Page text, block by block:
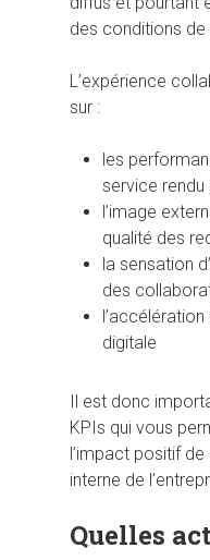
des conditions de
L’expérience
sur :
les
service rendu
l’image
qualité des
la sensation
des
digitale
Il est donc
KPIs qui vous
l’impact positif
interne de
Quelles